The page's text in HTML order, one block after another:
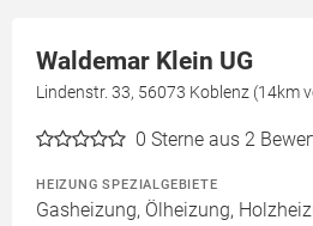
Waldemar Klein UG
Lindenstr. 33, 56073 Koblenz (14km
0 Sterne aus 2
HEIZUNG SPEZIALGEBIETE
Gasheizung, Ölheizung,